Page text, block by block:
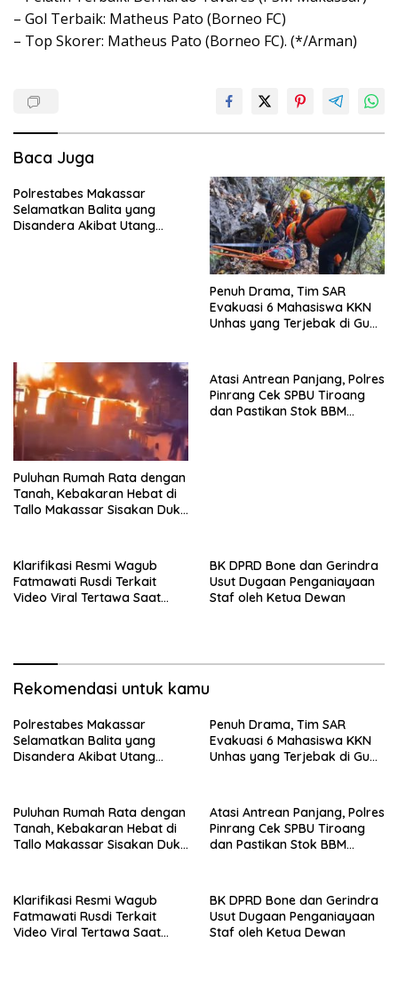
– Gol Terbaik: Matheus Pato (Borneo FC)
– Top Skorer: Matheus Pato (Borneo FC). (*/Arman)
Baca Juga
Polrestabes Makassar
Selamatkan Balita yang
Disandera Akibat Utang
Penuh Drama, Tim SAR
Evakuasi 6 Mahasiswa KKN
Unhas yang Terjebak di Gua
Puluhan Rumah Rata dengan
Tanah, Kebakaran Hebat di
Tallo Makassar Sisakan Duka
Atasi Antrean Panjang, Polres
Pinrang Cek SPBU Tiroang
dan Pastikan Stok BBM
Klarifikasi Resmi Wagub
Fatmawati Rusdi Terkait
Video Viral Tertawa Saat
BK DPRD Bone dan Gerindra
Usut Dugaan Penganiayaan
Staf oleh Ketua Dewan
Rekomendasi untuk kamu
Polrestabes Makassar
Selamatkan Balita yang
Disandera Akibat Utang
Penuh Drama, Tim SAR
Evakuasi 6 Mahasiswa KKN
Unhas yang Terjebak di Gua
Puluhan Rumah Rata dengan
Tanah, Kebakaran Hebat di
Tallo Makassar Sisakan Duka
Atasi Antrean Panjang, Polres
Pinrang Cek SPBU Tiroang
dan Pastikan Stok BBM
Klarifikasi Resmi Wagub
Fatmawati Rusdi Terkait
Video Viral Tertawa Saat
BK DPRD Bone dan Gerindra
Usut Dugaan Penganiayaan
Staf oleh Ketua Dewan